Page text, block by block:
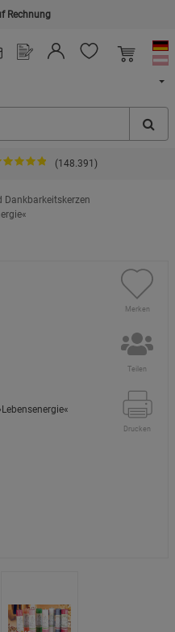
Rechnung
(148.391)
Dankbarkeitskerzen
Merken
Teilen
Drucken